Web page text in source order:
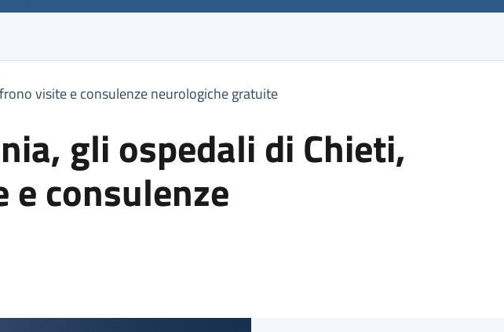
visite e consulenze neurologiche gratuite
gli ospedali di Chieti,
consulenze